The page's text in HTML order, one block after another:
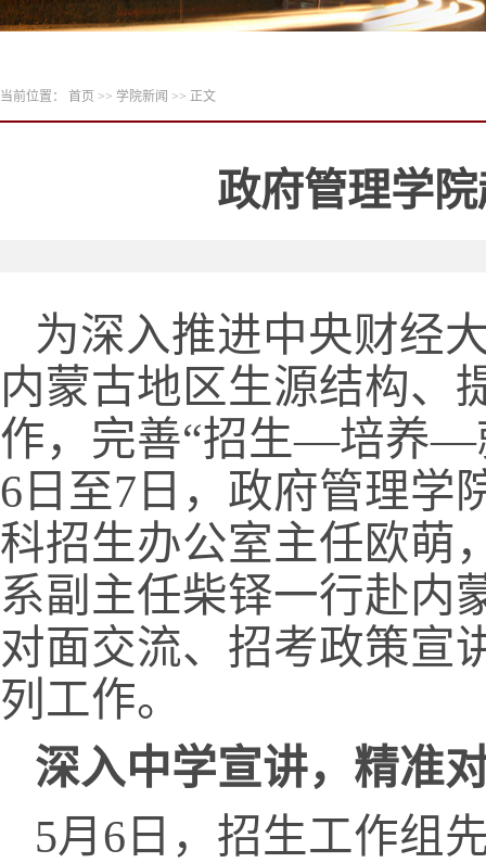
当前位置： 首页 >> 学院新闻 >> 正文
政府管理学
为深入推进中央财经
内蒙古地区生源结构、
作，完善“招生—培养—
6 日至7 日，政府管理学
科招生办公室主任欧萌
系副主任柴铎一行赴内
对面交流、招考政策宣
列工作。
深入中学宣讲，精准
5月 6 日，招生工作组